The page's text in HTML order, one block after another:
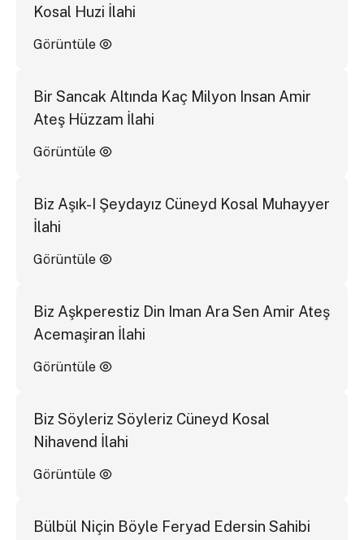
Kosal Huzi İlahi
Görüntüle
Bir Sancak Altında Kaç Milyon Insan Amir
Ateş Hüzzam İlahi
Görüntüle
Biz Aşık-I Şeydayız Cüneyd Kosal Muhayyer
İlahi
Görüntüle
Biz Aşkperestiz Din Iman Ara Sen Amir Ateş
Acemaşiran İlahi
Görüntüle
Biz Söyleriz Söyleriz Cüneyd Kosal
Nihavend İlahi
Görüntüle
Bülbül Niçin Böyle Feryad Edersin Sahibi